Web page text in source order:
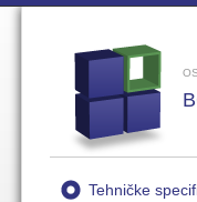
Tehničke